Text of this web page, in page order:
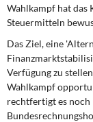
Wahlkampf hat das
Steuermitteln
Das Ziel, eine
Verfügung zu
Wahlkampf
rechtfertigt es noch